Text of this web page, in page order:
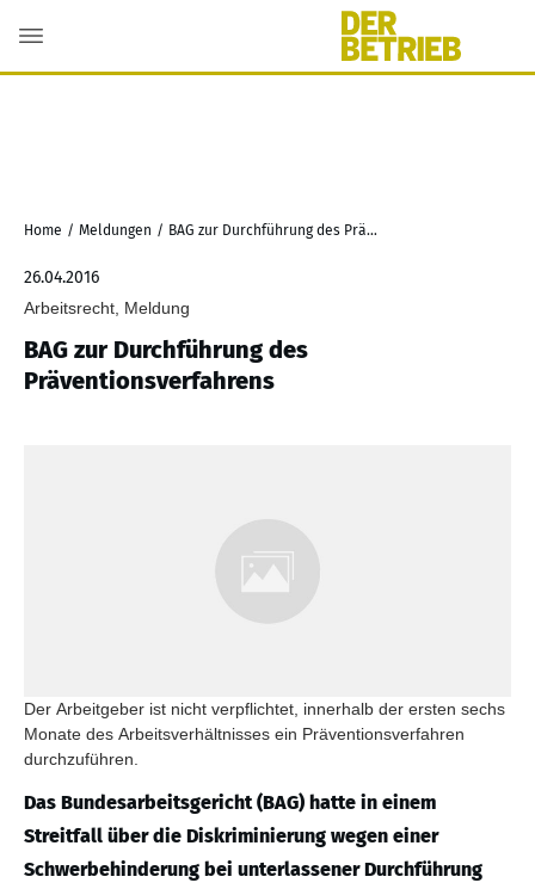
Home / Meldungen / BAG zur Durchführung des Präventionsverfahrens
26.04.2016
Arbeitsrecht, Meldung
BAG zur Durchführung des
Präventionsverfahrens
Der Arbeitgeber ist nicht verpflichtet, innerhalb der ersten sechs
Monate des Arbeitsverhältnisses ein Präventionsverfahren
durchzuführen.
Das Bundesarbeitsgericht (BAG) hatte in einem
Streitfall über die Diskriminierung wegen einer
Schwerbehinderung bei unterlassener Durchführung